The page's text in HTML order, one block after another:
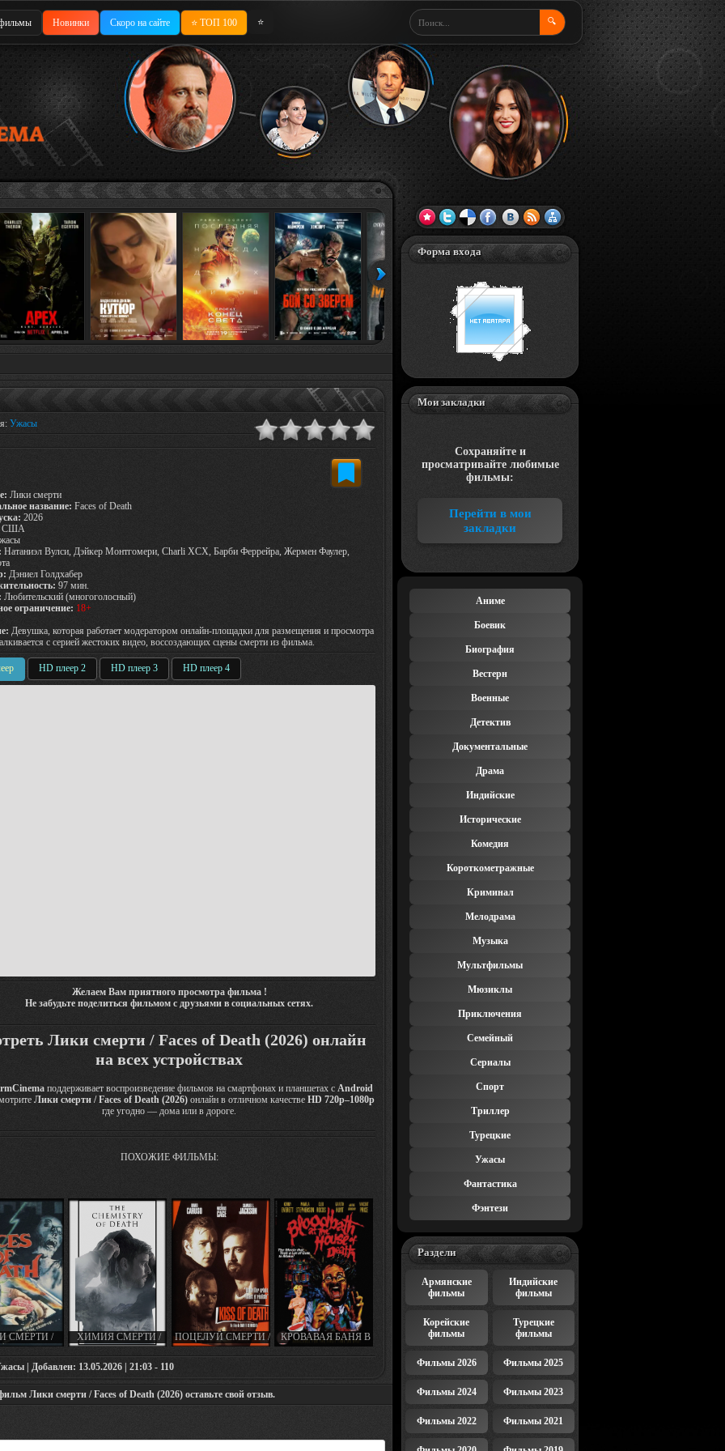
Новинки Скоро на сайте ⭐ ТОП 100 ⭐ 🔍
Ужасы
Лики смерти
название: Faces of Death
2026
США
Натаниэл Вулси, Дэйкер Монтгомери, Charli XCX, Барби Феррейра, Жермен Фаулер,
Дэниел Голдхабер
97 мин.
Любительский (многоголосный)
ограничение: 18+
Девушка, которая работает модератором онлайн-площадки для размещения и просмотра
с серией жестоких видео, воссоздающих сцены смерти из фильма.
HD плеер 2 HD плеер 3 HD плеер 4
Желаем Вам приятного просмотра фильма !
Не забудьте поделиться фильмом с друзьями в социальных сетях.
Лики смерти / Faces of Death (2026) онлайн
на всех устройствах
поддерживает воспроизведение фильмов на смартфонах и планшетах с Android
Лики смерти / Faces of Death (2026)онлайн в отличном качестве HD 720p–1080p
где угодно — дома или в дороге.
ПОХОЖИЕ ФИЛЬМЫ:
СМЕРТИ /
OF DEATH
(1978)
ХИМИЯ СМЕРТИ /
CHEMISTRY OF
DEATH / DIE CHEMIE
DES TODES (СЕРИАЛ
2023)
ПОЦЕЛУЙ СМЕРТИ /
KISS OF DEATH
(1995)
КРОВАВАЯ БАНЯ В
ДОМЕ СМЕРТИ /
BLOODBATH AT THE
(1983)
| Добавлен: 13.05.2026 | 21:03 - 110
Лики смерти / Faces of Death (2026) оставьте свой отзыв.
Форма входа
Мои закладки
Сохраняйте и
просматривайте любимые
фильмы:
Перейти в мои
закладки
Аниме
Боевик
Биография
Вестерн
Военные
Детектив
Документальные
Драма
Индийские
Исторические
Комедия
Короткометражные
Криминал
Мелодрама
Музыка
Мультфильмы
Мюзиклы
Приключения
Семейный
Сериалы
Спорт
Триллер
Турецкие
Ужасы
Фантастика
Фэнтези
Раздели
Армянские
фильмы
Индийские
фильмы
Корейские
фильмы
Турецкие
фильмы
Фильмы 2026 Фильмы 2025
Фильмы 2024 Фильмы 2023
Фильмы 2022 Фильмы 2021